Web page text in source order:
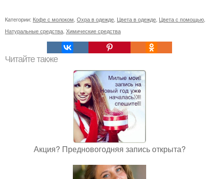
Категории: Кофе с молоком Охра в одежде Цвета в одежде Цвета с помощью
Натуральные средства Химические средства
Читайте также
Акция? Предновогодняя запись открыта?